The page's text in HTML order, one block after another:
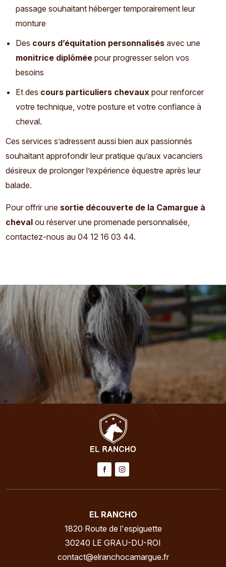
passage souhaitant héberger temporairement leur
monture
Des cours d’équitation personnalisés avec une
monitrice diplômée pour progresser selon vos
besoins
Et des cours particuliers chevaux pour renforcer
votre technique, votre posture et votre confiance à
cheval.
Ces services s’adressent aussi bien aux passionnés
souhaitant approfondir leur pratique qu’aux vacanciers
désireux de prolonger l’expérience équestre après leur
balade.
Pour offrir une sortie découverte de la Camargue à
cheval ou réserver une promenade personnalisée,
contactez-nous au 04 12 16 03 44.
EL RANCHO
1820 Route de l'espiguette
30240 LE GRAU-DU-ROI
contact@elranchocamargue.fr